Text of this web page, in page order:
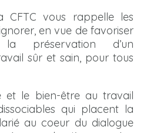
CFTC vous rappelle les
en vue de favoriser
préservation d’un
sûr et sain, pour tous
et le bien-être au travail
qui placent la
au coeur du dialogue